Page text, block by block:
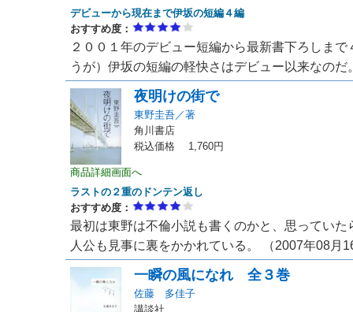
デビューから現在まで伊坂の短編４編
おすすめ度：
２００１年のデビュー短編から最新書下ろしま
うが）伊坂の短編の軽快さはデビュー以来なの
夜明けの街で
東野圭吾／著
角川書店
税込価格 1,760円
商品詳細画面へ
ラストの２重のドンテン返し
おすすめ度：
最初は東野は不倫小説も書くのかと、思ってい
人公も見事に裏をかかれている。 （2007年08月
一瞬の風になれ 全３巻
佐藤 多佳子
講談社